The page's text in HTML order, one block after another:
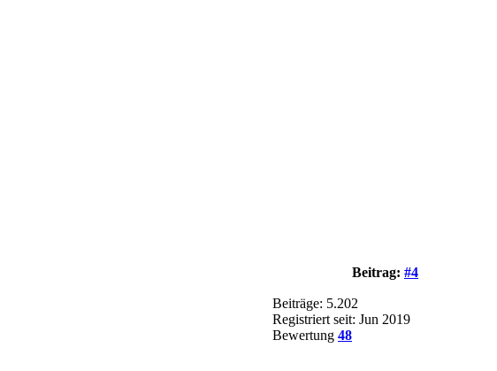
Beitrag: #4
Beiträge: 5.202
Registriert seit: Jun 2019
Bewertung 48